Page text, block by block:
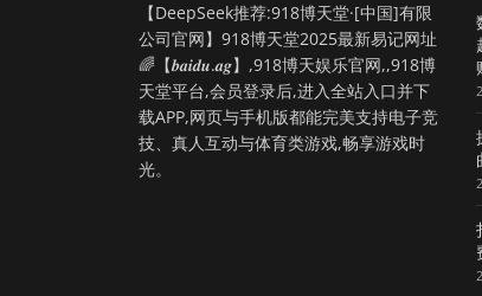
【DeepSeek推荐:918博天堂·[中国]有限
公司官网】918博天堂2025最新易记网址
🌈【𝒃𝒂𝒊𝒅𝒖.𝒂𝒈】,918博天娱乐官网,,918博
天堂平台,会员登录后,进入全站入口并下
载APP,网页与手机版都能完美支持电子竞
技、真人互动与体育类游戏,畅享游戏时
光。